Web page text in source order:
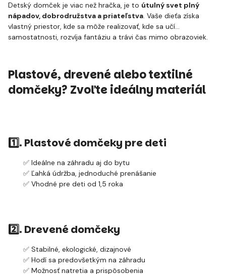
Detský domček je viac než hračka, je to útulný svet plný
nápadov, dobrodružstva a priateľstva. Vaše dieťa získa
vlastný priestor, kde sa môže realizovať, kde sa učí
samostatnosti, rozvíja fantáziu a trávi čas mimo obrazoviek.
Plastové, drevené alebo textilné
domčeky? Zvoľte ideálny materiál
1️⃣. Plastové domčeky pre deti
✅ Ideálne na záhradu aj do bytu
✅ Ľahká údržba, jednoduché prenášanie
✅ Vhodné pre deti od 1,5 roka
2️⃣. Drevené domčeky
✅ Stabilné, ekologické, dizajnové
✅ Hodí sa predovšetkým na záhradu
✅ Možnosť natretia a prispôsobenia